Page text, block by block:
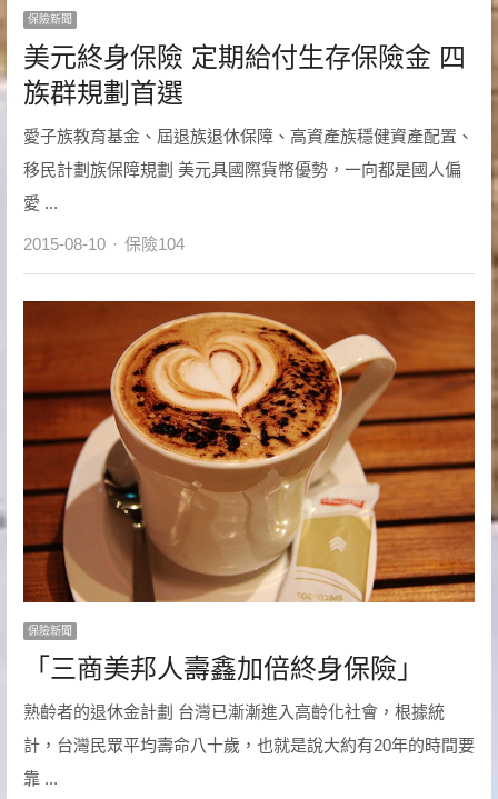
保險新聞
美元終身保險 定期給付生存保險金 四
族群規劃首選
愛子族教育基金、屆退族退休保障、高資產族穩健資產配置、
移民計劃族保障規劃 美元具國際貨幣優勢，一向都是國人偏
愛 ...
2015-08-10 Author
保險104
保險新聞
「三商美邦人壽鑫加倍終身保險」
熟齡者的退休金計劃 台灣已漸漸進入高齡化社會，根據統
計，台灣民眾平均壽命八十歲，也就是說大約有20年的時間要
靠 ...